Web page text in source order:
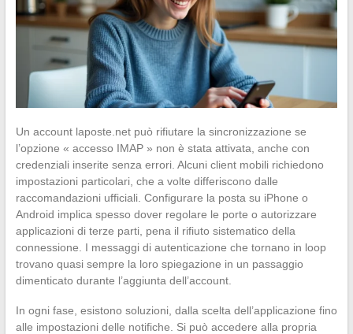
Un account laposte.net può rifiutare la sincronizzazione se
l’opzione « accesso IMAP » non è stata attivata, anche con
credenziali inserite senza errori. Alcuni client mobili richiedono
impostazioni particolari, che a volte differiscono dalle
raccomandazioni ufficiali. Configurare la posta su iPhone o
Android implica spesso dover regolare le porte o autorizzare
applicazioni di terze parti, pena il rifiuto sistematico della
connessione. I messaggi di autenticazione che tornano in loop
trovano quasi sempre la loro spiegazione in un passaggio
dimenticato durante l’aggiunta dell’account.
In ogni fase, esistono soluzioni, dalla scelta dell’applicazione fino
alle impostazioni delle notifiche. Si può accedere alla propria